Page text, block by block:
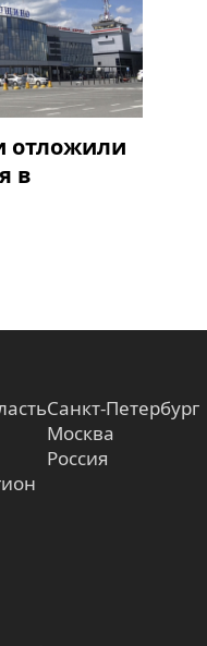
отложили
в
Санкт-Петербург
Москва
Россия